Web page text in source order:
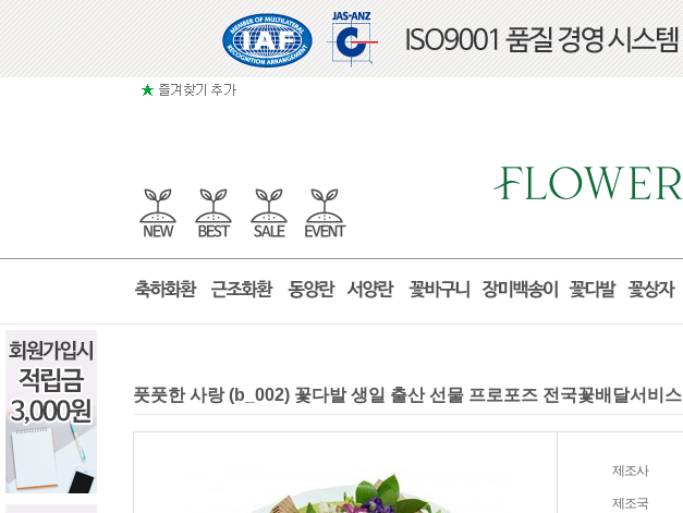
풋풋한 사랑 (b_002) 꽃다발 생일 출산 선물 프로포즈 전국꽃배달서비스
제조사
제조국